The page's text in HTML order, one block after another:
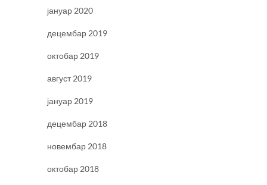
јануар 2020
децембар 2019
октобар 2019
август 2019
јануар 2019
децембар 2018
новембар 2018
октобар 2018